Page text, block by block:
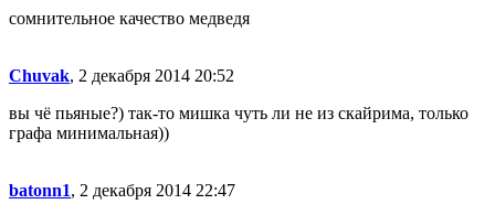
сомнительное качество медведя
Chuvak, 2 декабря 2014 20:52
вы чё пьяные?) так-то мишка чуть ли не из скайрима, только
графа минимальная))
batonn1, 2 декабря 2014 22:47